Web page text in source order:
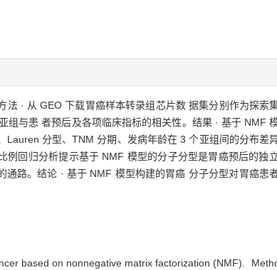
· 从 GEO 下载胃癌样本转录组芯片数 据集分别作为探索
与患 者预后及各项临床指标的相关性。结果 · 基于 NMF
分型、TNM 分期、发病年龄在 3 个亚组间的分布差
回归分析提示基于 NMF 模型的分子分型是胃癌预后的独
路。结论 · 基于 NMF 模型构建的胃癌 分子分型对胃癌患
based on nonnegative matrix factorization (NMF).